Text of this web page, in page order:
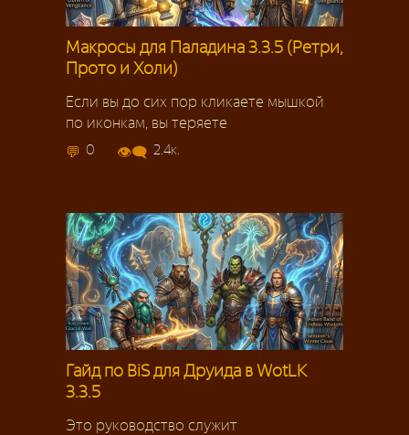
Макросы для Паладина 3.3.5 (Ретри,
Прото и Холи)
Если вы до сих пор кликаете мышкой
по иконкам, вы теряете
0 2.4к.
Гайд по BiS для Друида в WotLK
3.3.5
Это руководство служит